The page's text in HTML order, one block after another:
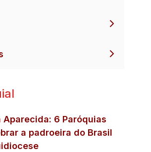
Aparecida: 6 Paróquias
a padroeira do Brasil